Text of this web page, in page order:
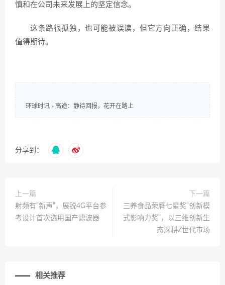
慎和在公司未来发展上的坚定信念。
这条路很孤独，也可能被误读，但它方向正确，结果
值得期待。
环球时讯 » 高途：静待回报，花开在路上
分享到：
上一篇
射频有“新声”，展锐4G平台参
考设计首次选用国产滤波器
下一篇
三养食品荣膺七星奖“创新模
式影响力奖”，以三维创新生
态深耕Z世代市场
相关推荐